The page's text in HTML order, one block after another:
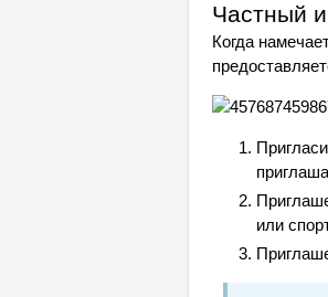
Частный
Когда
или